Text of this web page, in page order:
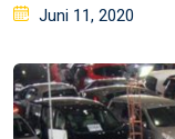
Posted
Juni 11, 2020